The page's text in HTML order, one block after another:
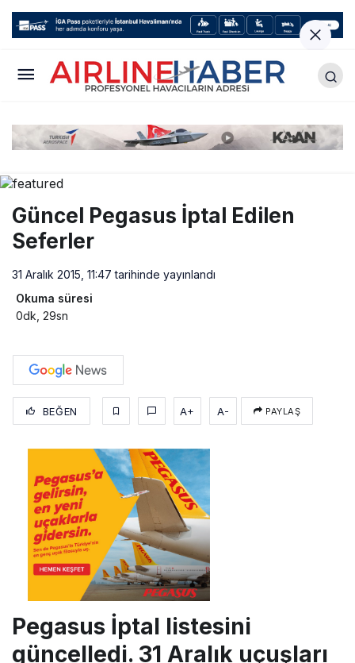
Güncel Pegasus İptal Edilen
Seferler
31 Aralık 2015, 11:47 tarihinde yayınlandı
Okuma süresi
0dk, 29sn
BEĞEN A+ A- PAYLAŞ
Pegasus İptal listesini
güncelledi. 31 Aralık uçuşları